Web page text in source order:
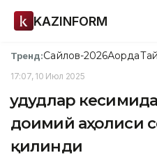
KAZINFORM
Тренд:Сайлов-2026Ақорда
17:07, 10 Июл 2025
Ҳудудлар
доимий аҳолиси
қилинди